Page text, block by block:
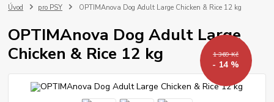
Úvod pro PSY OPTIMAnova Dog Adult Large Chicken & Rice 12 kg
OPTIMAnova Dog Adult Large
Chicken & Rice 12 kg
1 369 Kč
- 14 %